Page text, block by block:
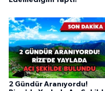
2 Gündür Aranıyordu!